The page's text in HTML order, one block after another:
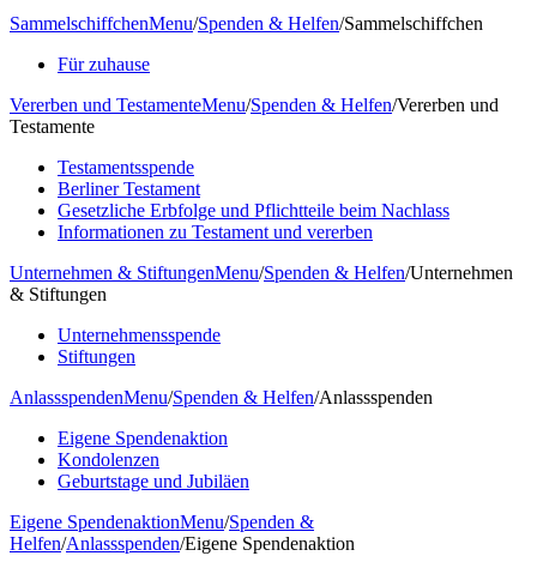
SammelschiffchenMenu/Spenden & Helfen/Sammelschiffchen
Für zuhause
Vererben und TestamenteMenu/Spenden & Helfen/Vererben und
Testamente
Testamentsspende
Berliner Testament
Gesetzliche Erbfolge und Pflichtteile beim Nachlass
Informationen zu Testament und vererben
Unternehmen & StiftungenMenu/Spenden & Helfen/Unternehmen
& Stiftungen
Unternehmensspende
Stiftungen
AnlassspendenMenu/Spenden & Helfen/Anlassspenden
Eigene Spendenaktion
Kondolenzen
Geburtstage und Jubiläen
Eigene SpendenaktionMenu/Spenden &
Helfen/Anlassspenden/Eigene Spendenaktion